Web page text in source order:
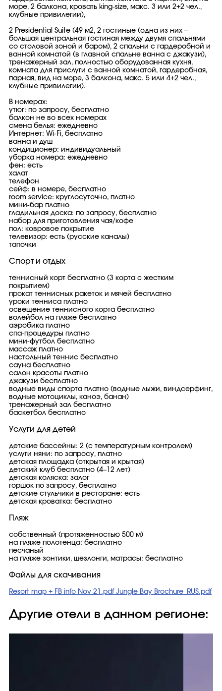
море, 2 балкона, кровать king-size, макс. 3 или 2+2 чел.,
клубные привилегии),
2 Presidential Suite (49 м2, 2 гостиные (одна из них –
большая центральная гостиная между двумя спальнями
со столовой зоной и баром), 2 спальни c гардеробной и
ванной комнатой (в главной спальне ванна с джакузи),
тренажерный зал, полностью оборудованная кухня,
комната для прислуги с ванной комнатой, гардеробная,
парная, вид на море, 3 балкона, макс. 5 или 4+2 чел.,
клубные привилегии).
В номерах:
утюг: по запросу, бесплатно
балкон не во всех номерах
смена белья: ежедневно
Интернет: Wi-Fi, бесплатно
ванна и душ
кондиционер: индивидуальный
уборка номера: ежедневно
фен: есть
халат
телефон
сейф: в номере, бесплатно
room service: круглосуточно, платно
мини-бар платно
гладильная доска: по запросу, бесплатно
набор для приготовления чая/кофе
пол: ковровое покрытие
телевизор: есть (русские каналы)
тапочки
Спорт и отдых
теннисный корт бесплатно (3 корта с жестким
покрытием)
прокат теннисных ракеток и мячей бесплатно
уроки тенниса платно
освещение теннисного корта бесплатно
волейбол на пляже бесплатно
аэробика платно
спа-процедуры платно
мини-футбол бесплатно
массаж платно
настольный теннис бесплатно
сауна бесплатно
салон красоты платно
джакузи бесплатно
водные виды спорта платно (водные лыжи, виндсерфинг,
водные мотоциклы, каноэ, банан)
тренажерный зал бесплатно
баскетбол бесплатно
Услуги для детей
детские бассейны: 2 (с температурным контролем)
услуги няни: по запросу, платно
детская площадка (открытая и крытая)
детский клуб бесплатно (4–12 лет)
детская коляска: залог
горшок по запросу, бесплатно
детские стульчики в ресторане: есть
детская кроватка: бесплатно
Пляж
собственный (протяженностью 500 м)
на пляже полотенца: бесплатно
песчаный
на пляже зонтики, шезлонги, матрасы: бесплатно
Файлы для скачивания
Resort map + FB info Nov 21.pdf Jungle Bay Brochure_RUS.pdf
Другие отели в данном регионе: